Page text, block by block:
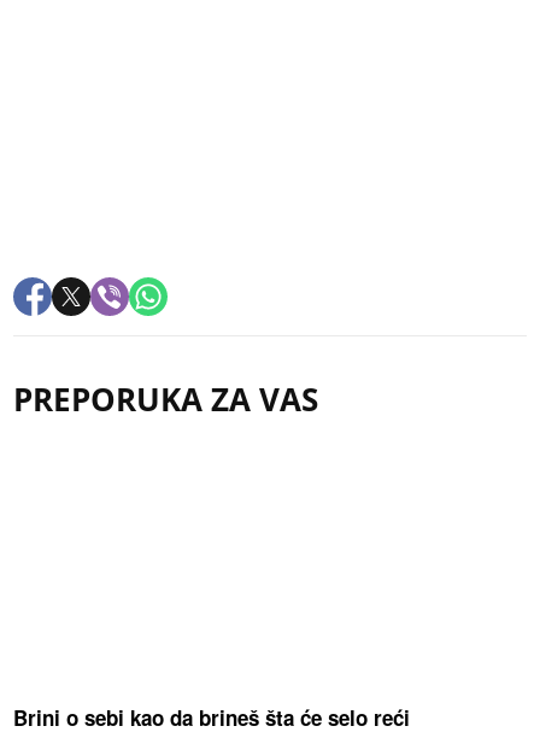
PREPORUKA ZA VAS
Brini o sebi kao da brineš šta će selo reći